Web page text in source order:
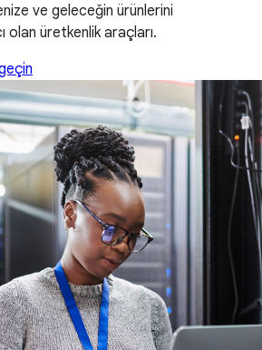
ve geleceğin ürünlerini
olan üretkenlik araçları.